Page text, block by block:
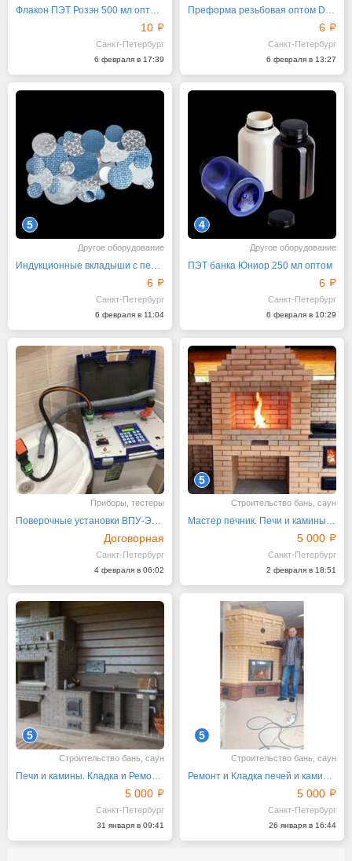
Флакон ПЭТ Розэн 500 мл оптом от производителя
10
Санкт-Петербург
6 февраля в 17:39
Преформа резьбовая оптом DIN 18/410 5гр
6
Санкт-Петербург
6 февраля в 13:27
5
Другое оборудование
Индукционные вкладыши с печатью оптом
6
Санкт-Петербург
6 февраля в 11:04
4
Другое оборудование
ПЭТ банка Юниор 250 мл оптом
6
Санкт-Петербург
6 февраля в 10:29
Приборы, тестеры
Поверочные установки ВПУ-Энерго М
Договорная
Санкт-Петербург
4 февраля в 06:02
5
Строительство бань, саун
Мастер печник. Печи и камины. Кладка и Ремонт
5 000
Санкт-Петербург
2 февраля в 18:51
5
Строительство бань, саун
Печи и камины. Кладка и Ремонт. Мастер печник
5 000
Санкт-Петербург
31 января в 09:41
5
Строительство бань, саун
Ремонт и Кладка печей и каминов. Мастер печник
5 000
Санкт-Петербург
26 января в 16:44